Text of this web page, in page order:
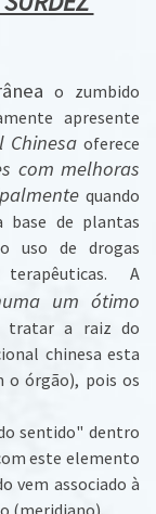
o zumbido
apresente
Chinesa oferece
com melhoras
quando
base de plantas
uso de drogas
A
um ótimo
tratar a raiz do
chinesa esta
o órgão), pois os
sentido" dentro
este elemento
vem associado à